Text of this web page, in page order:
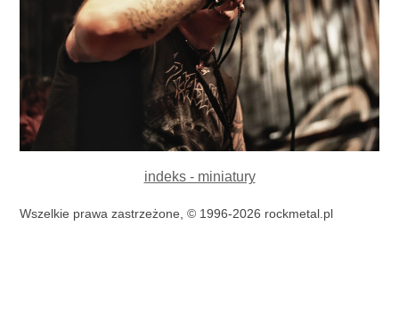
indeks - miniatury
Wszelkie prawa zastrzeżone, © 1996-2026 rockmetal.pl